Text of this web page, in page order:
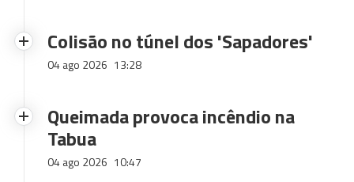
Colisão no túnel dos 'Sapadores'
04 ago 2026 13:28
Queimada provoca incêndio na
Tabua
04 ago 2026 10:47